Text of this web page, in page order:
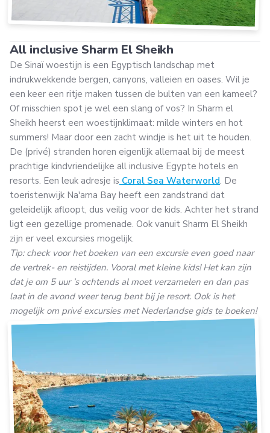
All inclusive Sharm El Sheikh
De Sinaï woestijn is een Egyptisch landschap met
indrukwekkende bergen, canyons, valleien en oases. Wil je
een keer een ritje maken tussen de bulten van een kameel?
Of misschien spot je wel een slang of vos? In Sharm el
Sheikh heerst een woestijnklimaat: milde winters en hot
summers! Maar door een zacht windje is het uit te houden.
De (privé) stranden horen eigenlijk allemaal bij de meest
prachtige kindvriendelijke all inclusive Egypte hotels en
resorts. Een leuk adresje is Coral Sea Waterworld. De
toeristenwijk Na'ama Bay heeft een zandstrand dat
geleidelijk afloopt, dus veilig voor de kids. Achter het strand
ligt een gezellige promenade. Ook vanuit Sharm El Sheikh
zijn er veel excursies mogelijk.
Tip: check voor het boeken van een excursie even goed naar
de vertrek- en reistijden. Vooral met kleine kids! Het kan zijn
dat je om 5 uur ’s ochtends al moet verzamelen en dan pas
laat in de avond weer terug bent bij je resort. Ook is het
mogelijk om privé excursies met Nederlandse gids te boeken!